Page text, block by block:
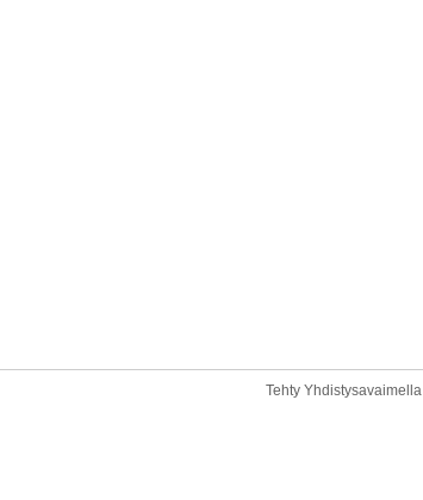
Tehty Yhdistysavaimella